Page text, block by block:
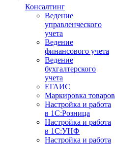
Консалтинг
Ведение
управленческого
учета
Ведение
финансового учета
Ведение
бухгалтерского
учета
ЕГАИС
Маркировка товаров
Настройка и работа
в 1С:Розница
Настройка и работа
в 1С:УНФ
Настройка и работа